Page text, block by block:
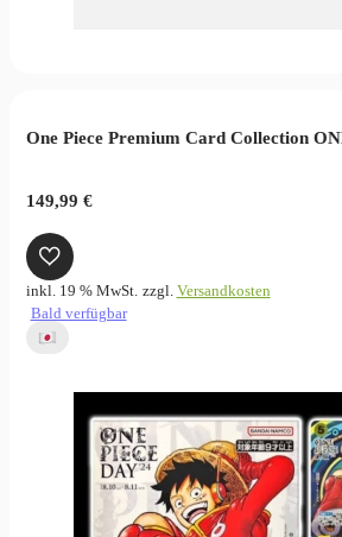
One Piece Premium Card Collection
149,99 €
inkl. 19 % MwSt. zzgl. Versandkosten
Bald verfügbar